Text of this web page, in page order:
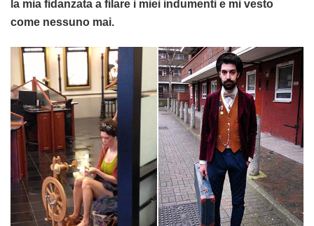
la mia fidanzata a filare i miei indumenti e mi vesto
come nessuno mai.